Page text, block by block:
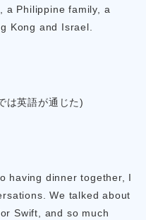
a Philippine family, a
Kong and Israel.
は英語が通じた)
having dinner together, I
We talked about
Swift, and so much